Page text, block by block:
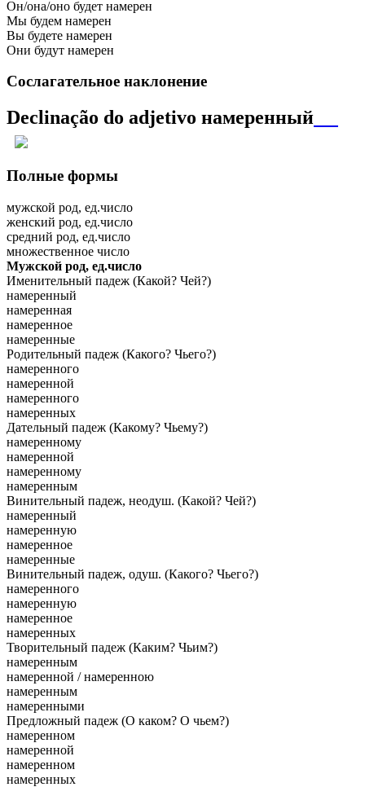
Он/она/оно будет намерен
Мы будем намерен
Вы будете намерен
Они будут намерен
Сослагательное наклонение
Declinação do adjetivo намеренный
Полные формы
мужской род, ед.число
женский род, ед.число
средний род, ед.число
множественное число
Мужской род, ед.число
Именительный падеж (Какой? Чей?)
намеренный
намеренная
намеренное
намеренные
Родительный падеж (Какого? Чьего?)
намеренного
намеренной
намеренного
намеренных
Дательный падеж (Какому? Чьему?)
намеренному
намеренной
намеренному
намеренным
Винительный падеж, неодуш. (Какой? Чей?)
намеренный
намеренную
намеренное
намеренные
Винительный падеж, одуш. (Какого? Чьего?)
намеренного
намеренную
намеренное
намеренных
Творительный падеж (Каким? Чьим?)
намеренным
намеренной / намеренною
намеренным
намеренными
Предложный падеж (О каком? О чьем?)
намеренном
намеренной
намеренном
намеренных